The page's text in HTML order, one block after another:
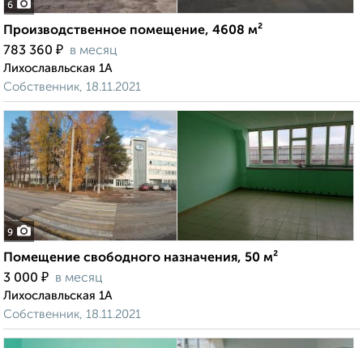
6
Производственное помещение, 4608 м²
783 360 ₽ в месяц
Лихославльская 1А
Собственник, 18.11.2021
9
Помещение свободного назначения, 50 м²
3 000 ₽ в месяц
Лихославльская 1А
Собственник, 18.11.2021